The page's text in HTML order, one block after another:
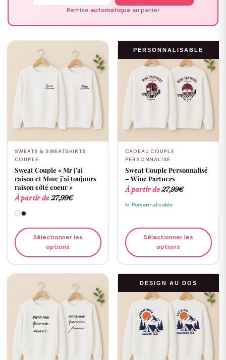
Remise automatique au panier
SWEATS & SWEATSHIRTS
COUPLE
Sweat Couple « Mr j’ai
raison et Mme j’ai toujours
raison côté coeur »
À partir de27,99€
Sélectionner les
options
PERSONNALISABLE
CADEAU COUPLE
PERSONNALISÉ
Sweat Couple Personnalisé
– Wine Partners
À partir de27,99€
✏️ Personnalisable
Sélectionner les
options
DESIGN AU DOS